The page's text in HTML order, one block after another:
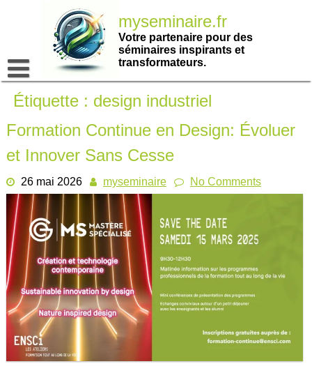
myseminaire.fr
Votre partenaire pour des
séminaires inspirants et
transformateurs.
Étiquette : design industriel
Formation Continue en Design: Évoluer
et Innover Sans Cesse
26 mai 2026 myseminaire No Comments